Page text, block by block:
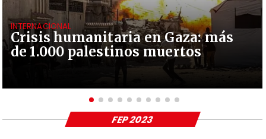
Crisis humanitaria en Gaza: más
de 1.000 palestinos muertos
INTERNACIONAL
FEP 2023